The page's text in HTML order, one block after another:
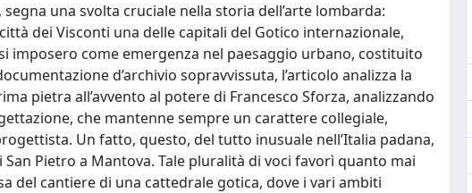
una svolta cruciale nella storia dell’arte lombarda:
dei Visconti una delle capitali del Gotico internazionale,
imposero come emergenza nel paesaggio urbano, costituito
d’archivio sopravvissuta, l’articolo analizza la
pietra all’avvento al potere di Francesco Sforza, analizzando
che mantenne sempre un carattere collegiale,
Un fatto, questo, del tutto inusuale nell’Italia padana,
Pietro a Mantova. Tale pluralità di voci favorì quanto mai
del cantiere di una cattedrale gotica, dove i vari ambiti